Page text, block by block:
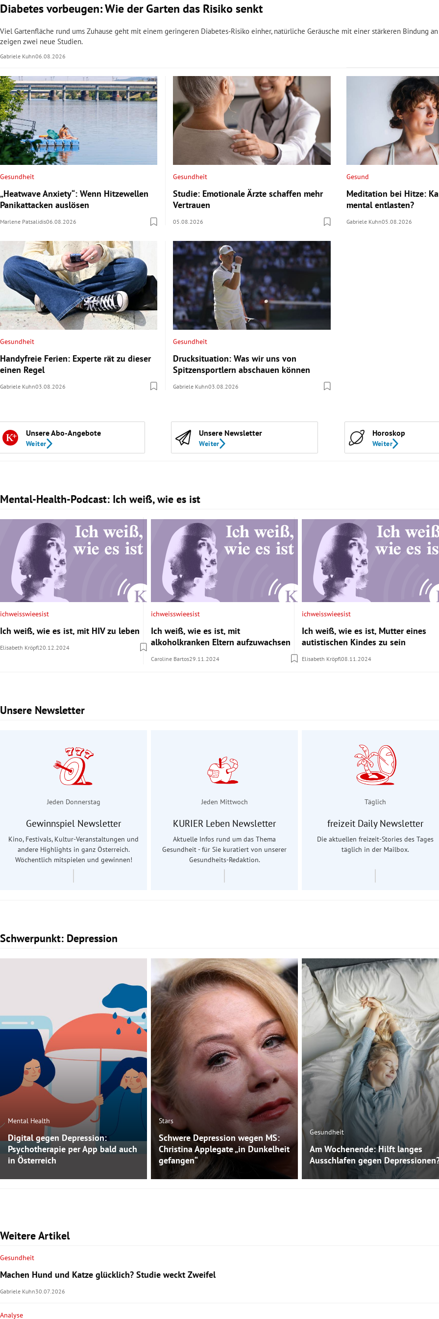
Diabetes vorbeugen: Wie der Garten das Risiko senkt
Viel Gartenfläche rund ums Zuhause geht mit einem geringeren Diabetes-Risiko einher, natürliche Geräusche mit einer stärkeren Bindung
zeigen zwei neue Studien.
Gabriele Kuhn06.08.2026
Gesundheit
„Heatwave Anxiety“: Wenn Hitzewellen
Panikattacken auslösen
Marlene Patsalidis06.08.2026
Gesundheit
Studie: Emotionale Ärzte schaffen mehr
Vertrauen
05.08.2026
Gesund
Meditation bei Hitze:
mental entlasten?
Gabriele Kuhn05.08.2026
Gesundheit
Handyfreie Ferien: Experte rät zu dieser
einen Regel
Gabriele Kuhn03.08.2026
Gesundheit
Drucksituation: Was wir uns von
Spitzensportlern abschauen können
Gabriele Kuhn03.08.2026
Unsere Abo-Angebote
Weiter
Unsere Newsletter
Weiter
Horoskop
Weiter
Mental-Health-Podcast: Ich weiß, wie es ist
Slide 1 von 3
ichweisswieesist
Ich weiß, wie es ist, mit HIV zu leben
Elisabeth Kröpfl20.12.2024
ichweisswieesist
Ich weiß, wie es ist, mit
alkoholkranken Eltern aufzuwachsen
Caroline Bartos29.11.2024
ichweisswieesist
Ich weiß, wie es ist, Mutter eines
autistischen Kindes zu sein
Elisabeth Kröpfl08.11.2024
Unsere Newsletter
Slide 1 von 2
Jeden Donnerstag
Gewinnspiel Newsletter
Kino, Festivals, Kultur-Veranstaltungen und
andere Highlights in ganz Österreich.
Wöchentlich mitspielen und gewinnen!
Jeden Mittwoch
KURIER Leben Newsletter
Aktuelle Infos rund um das Thema
Gesundheit - für Sie kuratiert von unserer
Gesundheits-Redaktion.
Täglich
freizeit Daily Newsletter
Die aktuellen freizeit-Stories des Tages
täglich in der Mailbox.
Schwerpunkt: Depression
Slide 1 von 2
Mental Health
Digital gegen Depression:
Psychotherapie per App bald auch
in Österreich
Stars
Schwere Depression wegen MS:
Christina Applegate „in Dunkelheit
gefangen“
Gesundheit
Am Wochenende: Hilft langes
Ausschlafen gegen
Weitere Artikel
Gesundheit
Machen Hund und Katze glücklich? Studie weckt Zweifel
Gabriele Kuhn30.07.2026
Analyse